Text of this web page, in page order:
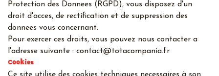
Protection des Donnees (RGPD), vous disposez d'un
droit d'acces, de rectification et de suppression des
donnees vous concernant.
Pour exercer ces droits, vous pouvez nous contacter a
l'adresse suivante : contact@totacompania.fr
Cookies